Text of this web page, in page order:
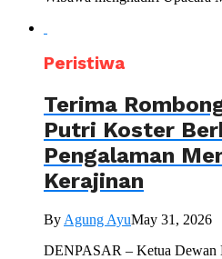
Peristiwa
Terima
Putri Koster
Pengalaman
Kerajinan
By Agung AyuMay 31, 2026
DENPASAR – Ketua Dewan